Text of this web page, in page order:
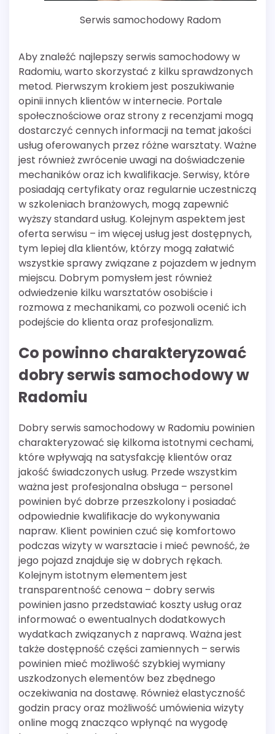
Serwis samochodowy Radom
Aby znaleźć najlepszy serwis samochodowy w
Radomiu, warto skorzystać z kilku sprawdzonych
metod. Pierwszym krokiem jest poszukiwanie
opinii innych klientów w internecie. Portale
społecznościowe oraz strony z recenzjami mogą
dostarczyć cennych informacji na temat jakości
usług oferowanych przez różne warsztaty. Ważne
jest również zwrócenie uwagi na doświadczenie
mechaników oraz ich kwalifikacje. Serwisy, które
posiadają certyfikaty oraz regularnie uczestniczą
w szkoleniach branżowych, mogą zapewnić
wyższy standard usług. Kolejnym aspektem jest
oferta serwisu – im więcej usług jest dostępnych,
tym lepiej dla klientów, którzy mogą załatwić
wszystkie sprawy związane z pojazdem w jednym
miejscu. Dobrym pomysłem jest również
odwiedzenie kilku warsztatów osobiście i
rozmowa z mechanikami, co pozwoli ocenić ich
podejście do klienta oraz profesjonalizm.
Co powinno charakteryzować
dobry serwis samochodowy w
Radomiu
Dobry serwis samochodowy w Radomiu powinien
charakteryzować się kilkoma istotnymi cechami,
które wpływają na satysfakcję klientów oraz
jakość świadczonych usług. Przede wszystkim
ważna jest profesjonalna obsługa – personel
powinien być dobrze przeszkolony i posiadać
odpowiednie kwalifikacje do wykonywania
napraw. Klient powinien czuć się komfortowo
podczas wizyty w warsztacie i mieć pewność, że
jego pojazd znajduje się w dobrych rękach.
Kolejnym istotnym elementem jest
transparentność cenowa – dobry serwis
powinien jasno przedstawiać koszty usług oraz
informować o ewentualnych dodatkowych
wydatkach związanych z naprawą. Ważna jest
także dostępność części zamiennych – serwis
powinien mieć możliwość szybkiej wymiany
uszkodzonych elementów bez zbędnego
oczekiwania na dostawę. Również elastyczność
godzin pracy oraz możliwość umówienia wizyty
online mogą znacząco wpłynąć na wygodę